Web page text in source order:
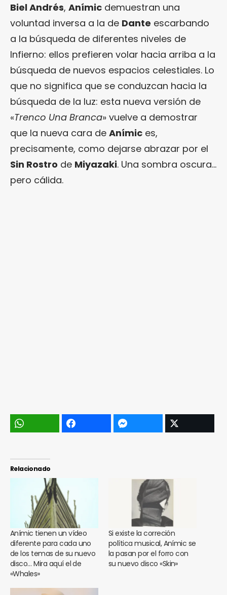
Biel Andrés, Anímic demuestran una
voluntad inversa a la de Dante escarbando
a la búsqueda de diferentes niveles de
Infierno: ellos prefieren volar hacia arriba a la
búsqueda de nuevos espacios celestiales. Lo
que no significa que se conduzcan hacia la
búsqueda de la luz: esta nueva versión de
«Trenco Una Branca» vuelve a demostrar
que la nueva cara de Anímic es,
precisamente, como dejarse abrazar por el
Sin Rostro de Miyazaki. Una sombra oscura…
pero cálida.
Relacionado
Anímic tienen un vídeo
diferente para cada uno
de los temas de su nuevo
disco… Mira aquí el de
«Whales»
Si existe la correción
política musical, Anímic se
la pasan por el forro con
su nuevo disco «Skin»